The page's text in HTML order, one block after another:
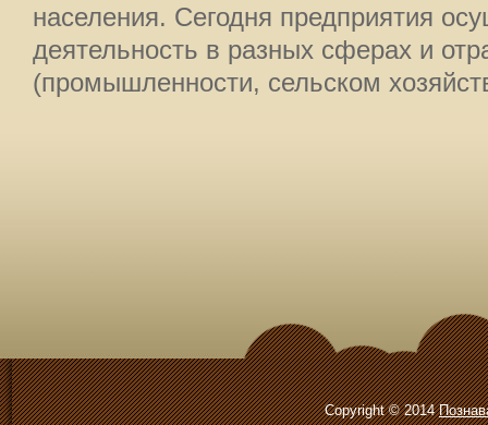
населения. Сегодня предприятия
деятельность в разных сферах и
(промышленности, сельском
Copyright © 2014